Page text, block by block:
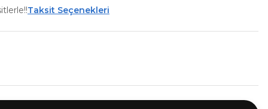
Taksit Seçenekleri